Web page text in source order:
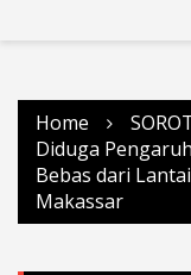
Home
Diduga
Bebas dari
Makassar